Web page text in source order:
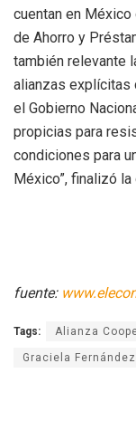
cuentan en
de Ahorro y
también relevante
alianzas explícitas
el Gobierno
propicias para
condiciones para
México”, finalizó
fuente:
Tags: Alianza
Graciela Fernández